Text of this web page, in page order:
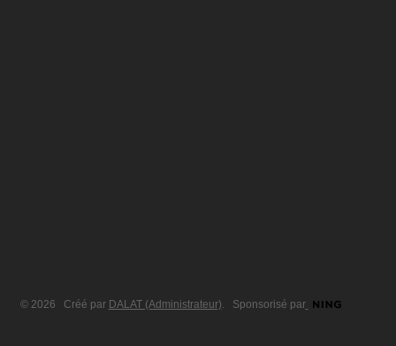
© 2026 Créé par DALAT (Administrateur). Sponsorisé par